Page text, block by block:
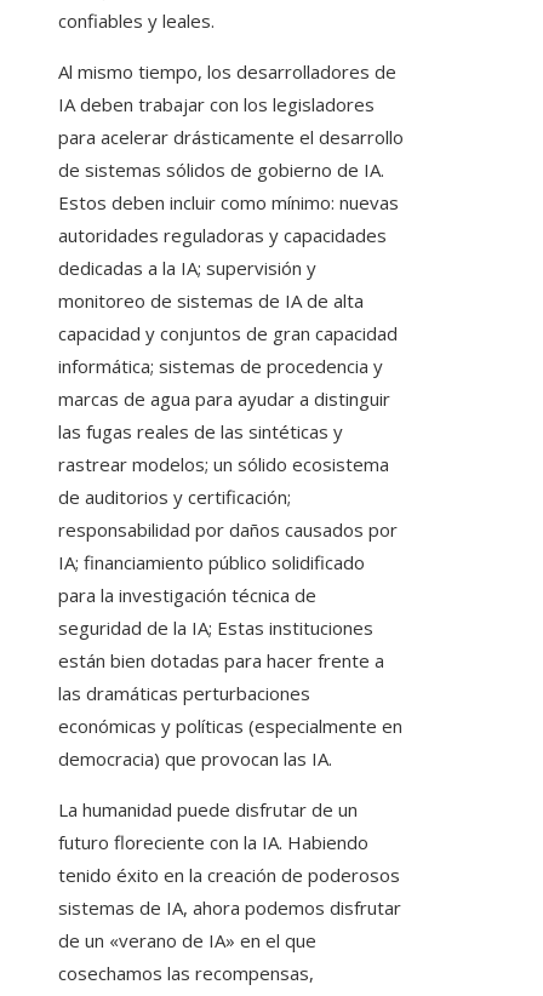
confiables y leales.
Al mismo tiempo, los desarrolladores de
IA deben trabajar con los legisladores
para acelerar drásticamente el desarrollo
de sistemas sólidos de gobierno de IA.
Estos deben incluir como mínimo: nuevas
autoridades reguladoras y capacidades
dedicadas a la IA; supervisión y
monitoreo de sistemas de IA de alta
capacidad y conjuntos de gran capacidad
informática; sistemas de procedencia y
marcas de agua para ayudar a distinguir
las fugas reales de las sintéticas y
rastrear modelos; un sólido ecosistema
de auditorios y certificación;
responsabilidad por daños causados ​​por
IA; financiamiento público solidificado
para la investigación técnica de
seguridad de la IA; Estas instituciones
están bien dotadas para hacer frente a
las dramáticas perturbaciones
económicas y políticas (especialmente en
democracia) que provocan las IA.
La humanidad puede disfrutar de un
futuro floreciente con la IA. Habiendo
tenido éxito en la creación de poderosos
sistemas de IA, ahora podemos disfrutar
de un «verano de IA» en el que
cosechamos las recompensas,